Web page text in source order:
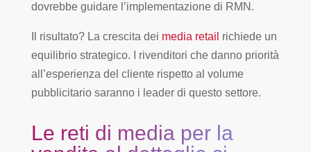
dovrebbe guidare l’implementazione di RMN.
Il risultato? La crescita dei media retail richiede un
equilibrio strategico. I rivenditori che danno priorità
all’esperienza del cliente rispetto al volume
pubblicitario saranno i leader di questo settore.
Le reti di media per la